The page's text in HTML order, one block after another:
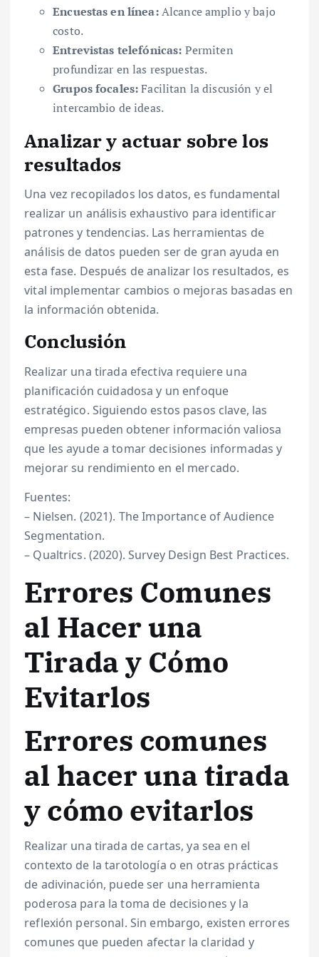
Encuestas en línea:Alcance amplio y bajo
costo.
Entrevistas telefónicas: Permiten
profundizar en las respuestas.
Grupos focales:Facilitan la discusión y el
intercambio de ideas.
Analizar y actuar sobre los
resultados
Una vez recopilados los datos, es fundamental
realizar un análisis exhaustivo para identificar
patrones y tendencias. Las herramientas de
análisis de datos pueden ser de gran ayuda en
esta fase. Después de analizar los resultados, es
vital implementar cambios o mejoras basadas en
la información obtenida.
Conclusión
Realizar una tirada efectiva requiere una
planificación cuidadosa y un enfoque
estratégico. Siguiendo estos pasos clave, las
empresas pueden obtener información valiosa
que les ayude a tomar decisiones informadas y
mejorar su rendimiento en el mercado.
Fuentes:
– Nielsen. (2021). The Importance of Audience
Segmentation.
– Qualtrics. (2020). Survey Design Best Practices.
Errores Comunes
al Hacer una
Tirada y Cómo
Evitarlos
Errores comunes
al hacer una tirada
y cómo evitarlos
Realizar una tirada de cartas, ya sea en el
contexto de la tarotología o en otras prácticas
de adivinación, puede ser una herramienta
poderosa para la toma de decisiones y la
reflexión personal. Sin embargo, existen errores
comunes que pueden afectar la claridad y